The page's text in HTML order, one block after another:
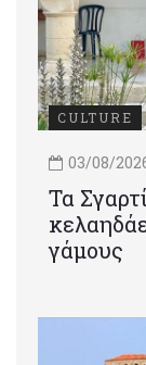
CULTURE
03/08/
Τα
γάμους